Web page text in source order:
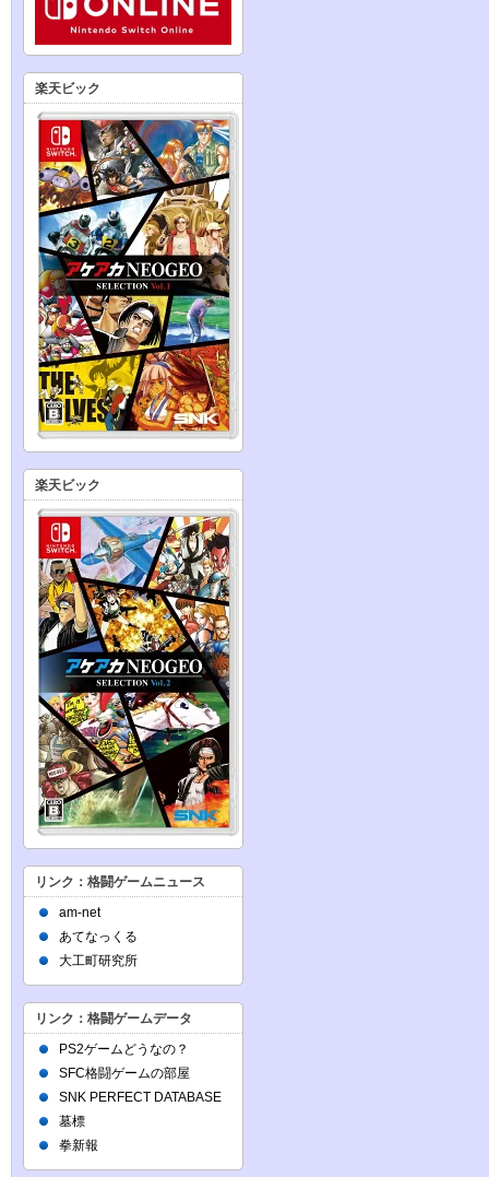
楽天ビック
楽天ビック
リンク：格闘ゲームニュース
am-net
あてなっくる
大工町研究所
リンク：格闘ゲームデータ
PS2ゲームどうなの？
SFC格闘ゲームの部屋
SNK PERFECT DATABASE
墓標
拳新報